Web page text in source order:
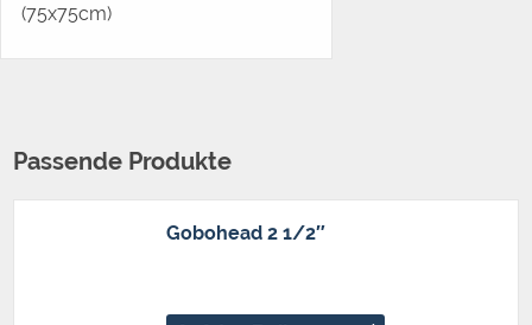
(75x75cm)
Passende Produkte
Gobohead 2 1/2″